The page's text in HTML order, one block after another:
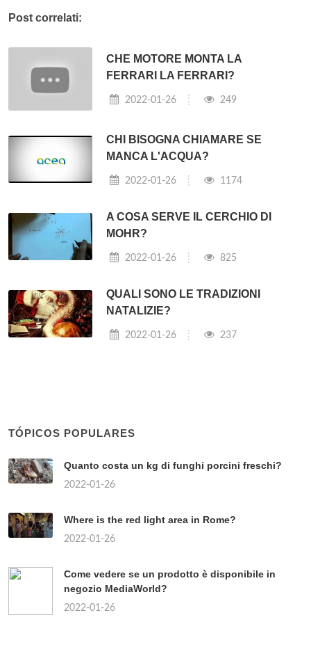
Post correlati:
CHE MOTORE MONTA LA
FERRARI LA FERRARI?
2022-01-26 249
CHI BISOGNA CHIAMARE SE
MANCA L'ACQUA?
2022-01-26 1174
A COSA SERVE IL CERCHIO DI
MOHR?
2022-01-26 825
QUALI SONO LE TRADIZIONI
NATALIZIE?
2022-01-26 237
TÓPICOS POPULARES
Quanto costa un kg di funghi porcini freschi?
2022-01-26
Where is the red light area in Rome?
2022-01-26
Come vedere se un prodotto è disponibile in
negozio MediaWorld?
2022-01-26